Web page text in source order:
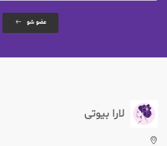
عضو شو
لارا بیوتی